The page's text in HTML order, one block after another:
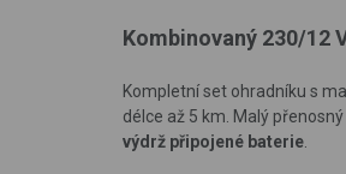
Kombinovaný 230/12
Kompletní set ohradníku s
délce až 5 km. Malý
výdrž připojené baterie